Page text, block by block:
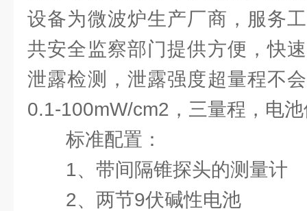
设备为微波炉生产厂商，服务
共安全监察部门提供方便，快
泄露检测，泄露强度超量程不
0.1-100mW/cm2，三量程，电
标准配置：
1、带间隔锥探头的测量计
2、两节9伏碱性电池